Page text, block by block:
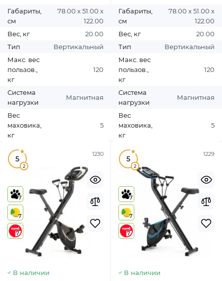
Габариты,
см
78.00 х 51.00 х
122.00
Вес, кг
20.00
Тип
Вертикальный
Макс. вес
пользов.,
кг
120
Система
нагрузки
Магнитная
Вес
маховика,
кг
5
Габариты,
см
78.00 х 51.00 х
122.00
Вес, кг
20.00
Тип
Вертикальный
Макс. вес
пользов.,
кг
120
Система
нагрузки
Магнитная
Вес
маховика,
кг
5
1230
5
2
7
7
7
В наличии
1229
5
2
7
7
7
В наличии